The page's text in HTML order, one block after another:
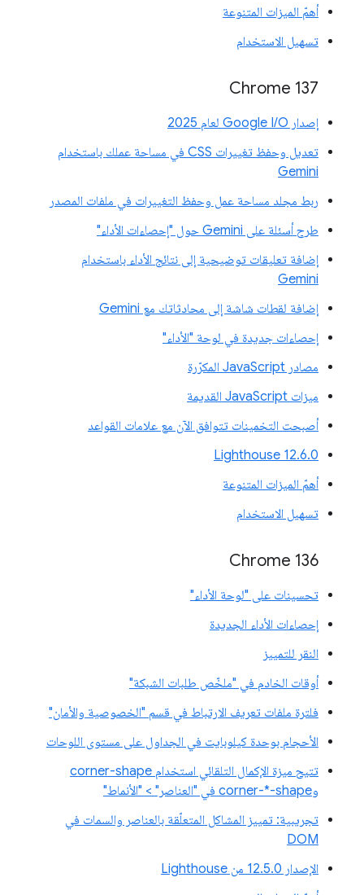
أهمّ الميزات المتنوعة
تسهيل الاستخدام
‫Chrome 137
إصدار Google I/O لعام 2025
تعديل وحفظ تغييرات CSS في مساحة عملك باستخدام
Gemini
ربط مجلد مساحة عمل وحفظ التغييرات في ملفات المصدر
طرح أسئلة على Gemini حول "إحصاءات الأداء"
إضافة تعليقات توضيحية إلى نتائج الأداء باستخدام
Gemini
إضافة لقطات شاشة إلى محادثاتك مع Gemini
إحصاءات جديدة في لوحة "الأداء"
مصادر JavaScript المكرّرة
ميزات JavaScript القديمة
أصبحت التخمينات تتوافق الآن مع علامات القواعد
‫Lighthouse 12.6.0
أهمّ الميزات المتنوعة
تسهيل الاستخدام
Chrome 136
تحسينات على "لوحة الأداء"
إحصاءات الأداء الجديدة
النقر للتمييز
أوقات الخادم في "ملخّص طلبات الشبكة"
فلترة ملفات تعريف الارتباط في قسم "الخصوصية والأمان"
الأحجام بوحدة كيلوبايت في الجداول على مستوى اللوحات
تتيح ميزة الإكمال التلقائي استخدام corner-shape
وcorner-*-shape في "العناصر" > "الأنماط"
تجريبية: تمييز المشاكل المتعلّقة بالعناصر والسمات في
DOM
الإصدار 12.5.0 من Lighthouse